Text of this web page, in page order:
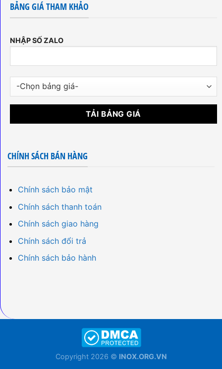
BẢNG GIÁ THAM KHẢO
NHẬP SỐ ZALO
CHÍNH SÁCH BÁN HÀNG
Chính sách bảo mật
Chính sách thanh toán
Chính sách giao hàng
Chính sách đổi trả
Chính sách bảo hành
Copyright 2026 © INOX.ORG.VN